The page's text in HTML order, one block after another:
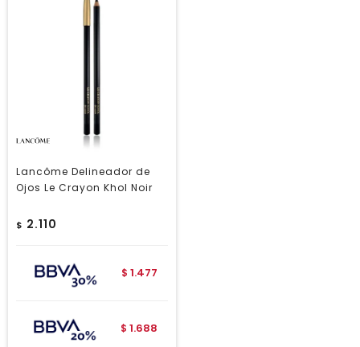
Lancôme Delineador de
Ojos Le Crayon Khol Noir
$ 2.110
$ 1.477
$ 1.688